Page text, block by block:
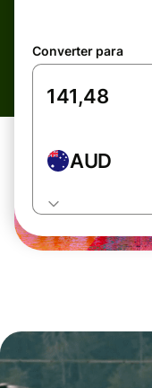
Converter para
AUD